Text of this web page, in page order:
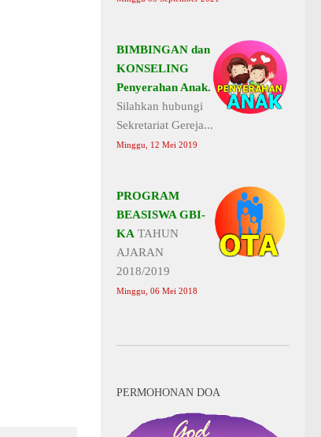
BIMBINGAN dan
KONSELING
Penyerahan Anak.
Silahkan hubungi
Sekretariat Gereja...
Minggu, 12 Mei 2019
PROGRAM
BEASISWA GBI-
KA TAHUN
AJARAN
2018/2019
Minggu, 06 Mei 2018
PERMOHONAN DOA